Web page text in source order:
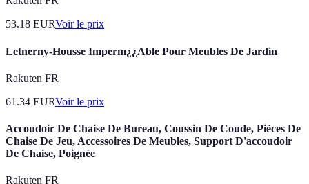
53.18 EURVoir le prix
Letnerny-Housse Imperm¿¿Able Pour Meubles De Jardin
Rakuten FR
61.34 EURVoir le prix
Accoudoir De Chaise De Bureau, Coussin De Coude, Pièces De
Chaise De Jeu, Accessoires De Meubles, Support D'accoudoir
De Chaise, Poignée
Rakuten FR